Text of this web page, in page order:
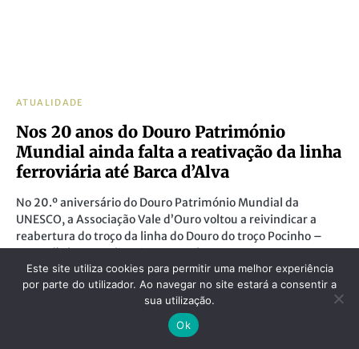
ATUALIDADE
Nos 20 anos do Douro Património
Mundial ainda falta a reativação da linha
ferroviária até Barca d’Alva
No 20.º aniversário do Douro Património Mundial da
UNESCO, a Associação Vale d’Ouro voltou a reivindicar a
reabertura do troço da linha do Douro do troço Pocinho –
Barca d’Alva, com ligação a Espanha.
by Interior do Avesso 15 de Dezembro, 2021
Este site utiliza cookies para permitir uma melhor experiência
por parte do utilizador. Ao navegar no site estará a consentir a
sua utilização.
Ok